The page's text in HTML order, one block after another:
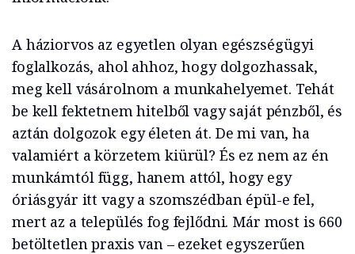
A háziorvos az egyetlen olyan egészségügyi
foglalkozás, ahol ahhoz, hogy dolgozhassak,
meg kell vásárolnom a munkahelyemet. Tehát
be kell fektetnem hitelből vagy saját pénzből, és
aztán dolgozok egy életen át. De mi van, ha
valamiért a körzetem kiürül? És ez nem az én
munkámtól függ, hanem attól, hogy egy
óriásgyár itt vagy a szomszédban épül-e fel,
mert az a település fog fejlődni. Már most is 660
betöltetlen praxis van – ezeket egyszerűen